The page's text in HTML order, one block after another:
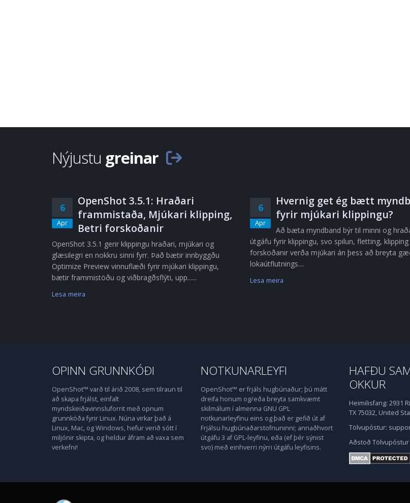
Nýjustu greinar
6
Apr
OpenShot 3.5.1: Hraðari
frammistaða, Mjúkari klipping,
Betri forskoðanir
OpenShot 3.5.1 gerir klippingu hraðari, mjúkari og
glæsilegri en nokkru sinni fyrr. Það bætir innbyggðu
Optimize Preview vinnuflæði fyrir mjúkari klippingu,
bætir frammistöðu og viðbragðsflýti, upp......
Lesa meira
6
Apr
Hvernig get ég bætt
fyrir mjúkari klippingu?
Að bæta myndband býr til minni og
útgáfu fyrir klippingu, svo spilun, fletting,
forskoðanir verða mjúkari án þess að breyta
lokaútflutnings....
Lesa meira
OPINN GRUNNKÓÐI
OpenShot™ varð til árið 2008, sem tilraun til
að skapa frjálst, einfalt
myndskeiðavinnsluforrit með opnum
grunnkóða fyrir Linux. Núna virkar það á
Linux, Mac, og Windows, hefur verið sótt í
miljónir skipta, og heldur áfram að vaxa sem
verkefni!
NOTKUNARLEYFI
OpenShot™ er frjáls hugbúnaður; þú mátt
dreifa honum og/eða breyta samkvæmt
skilmálum í almenna GNU GPL
notkunarleyfinu eins og það er gefið út af
Frjálsu hugbúnaðarstofnuninni; annaðhvort
útgáfu 3 af GPL-leyfinu, eða (ef þér sýnist
svo) með einhverri nýrri útgáfu leyfisins.
HAFÐU
OKKUR
Heimilisfang: 2931
TX 75032, United
Tölvupóstur:
Aðstoð Tölvupóstur